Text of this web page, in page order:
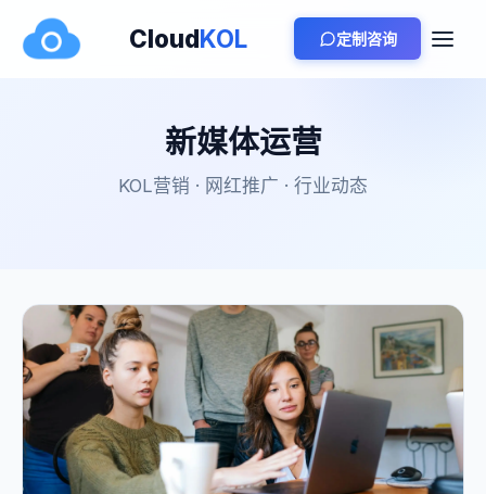
CloudKOL 定制咨询
新媒体运营
KOL营销 · 网红推广 · 行业动态